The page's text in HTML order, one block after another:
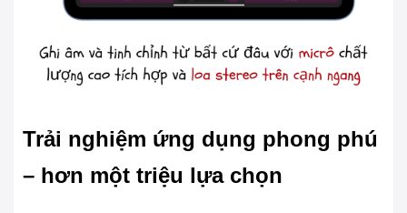
Trải nghiệm ứng dụng phong phú
– hơn một triệu lựa chọn